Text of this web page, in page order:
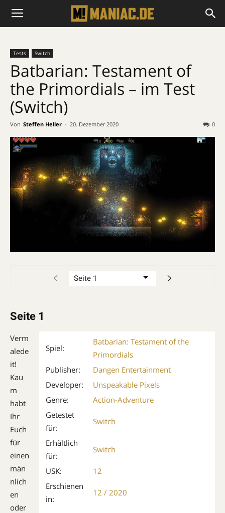
Tests Switch
Batbarian: Testament of
the Primordials – im Test
(Switch)
Von Steffen Heller - 20. Dezember 2020 0
Seite 1
Spiel:
Batbarian: Testament of the
Primordials
Publisher:
Dangen Entertainment
Developer:
Unspeakable Pixels
Genre:
Action-Adventure
Getestet
für:
Switch
Erhältlich
für:
Switch
USK:
12
Erschienen
in:
12 / 2020
Verm
alede
it!
Kau
m
habt
Ihr
Euch
für
einen
män
nlich
en
oder